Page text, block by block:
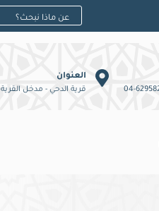
العنوان
قرية الدحي - مدخل القرية